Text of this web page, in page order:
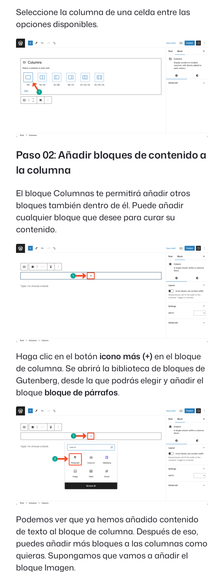
Seleccione la columna de una celda entre las
opciones disponibles.
Paso 02: Añadir bloques de contenido a
la columna
El bloque Columnas te permitirá añadir otros
bloques también dentro de él. Puede añadir
cualquier bloque que desee para curar su
contenido.
Haga clic en el botón icono más (+) en el bloque
de columna. Se abrirá la biblioteca de bloques de
Gutenberg, desde la que podrás elegir y añadir el
bloque bloque de párrafos.
Podemos ver que ya hemos añadido contenido
de texto al bloque de columna. Después de eso,
puedes añadir más bloques a las columnas como
quieras. Supongamos que vamos a añadir el
bloque Imagen.